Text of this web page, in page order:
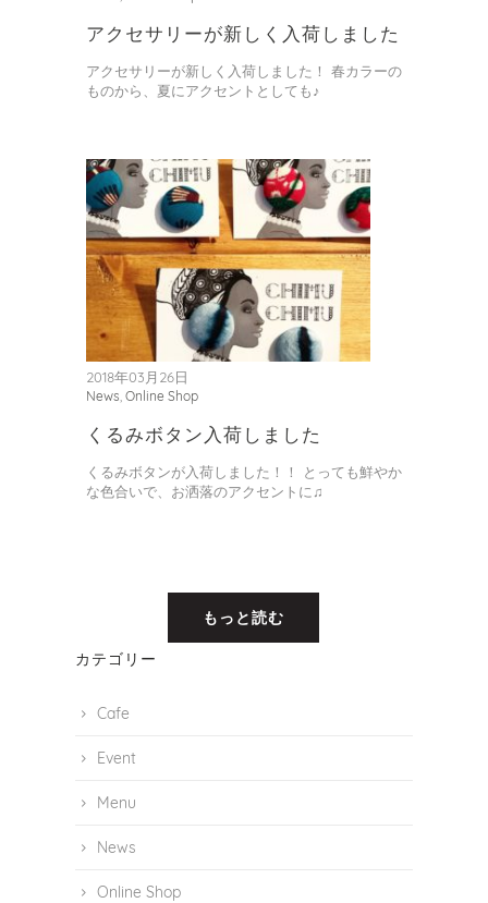
アクセサリーが新しく入荷しました
アクセサリーが新しく入荷しました！ 春カラーの
ものから、夏にアクセントとしても♪
2018年03月26日
News Online Shop
くるみボタン入荷しました
くるみボタンが入荷しました！！ とっても鮮やか
な色合いで、お洒落のアクセントに♫
もっと読む
カテゴリー
Cafe
Event
Menu
News
Online Shop